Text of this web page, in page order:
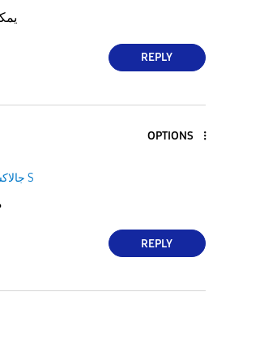
REPLY
OPTIONS
جالاكسى S
REPLY